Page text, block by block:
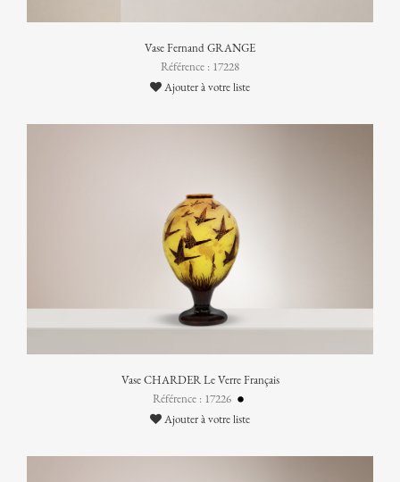
Vase Fernand GRANGE
Référence : 17228
Ajouter à votre liste
Vase CHARDER Le Verre Français
Référence : 17226
Ajouter à votre liste